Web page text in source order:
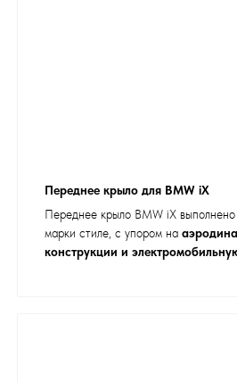
Переднее крыло для BMW iX
Переднее крыло BMW iX выполнено
марки стиле, с упором на
конструкции и